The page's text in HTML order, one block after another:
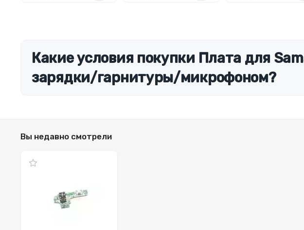
Какие условия покупки Плата для
зарядки/гарнитуры/микрофоном?
Вы недавно смотрели